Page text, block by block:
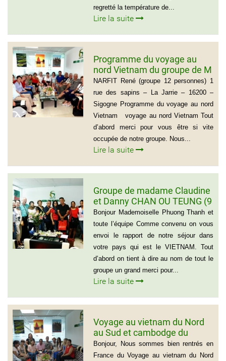
regretté la température de...
Lire la suite
Programme du voyage au
nord Vietnam du groupe de M
NARFIT RENÉ(12
PERSONNES)
NARFIT René (groupe 12 personnes) 1
rue des sapins – La Jarrie – 16200 –
Sigogne Programme du voyage au nord
Vietnam voyage au nord Vietnam Tout
d’abord merci pour vous être si vite
occupée de notre groupe. Nous...
Lire la suite
Groupe de madame Claudine
et Danny CHAN OU TEUNG (9
personnes)
Bonjour Mademoiselle Phuong Thanh et
toute l’équipe Comme convenu on vous
envoi le rapport de notre séjour dans
votre pays qui est le VIETNAM. Tout
d’abord on tient à dire au nom de tout le
groupe un grand merci pour...
Lire la suite
Voyage au vietnam du Nord
au Sud et cambodge du
groupe de Emilie CHAU – 6
personnes (21 jours)
Bonjour, Nous sommes bien rentrés en
France du Voyage au vietnam du Nord